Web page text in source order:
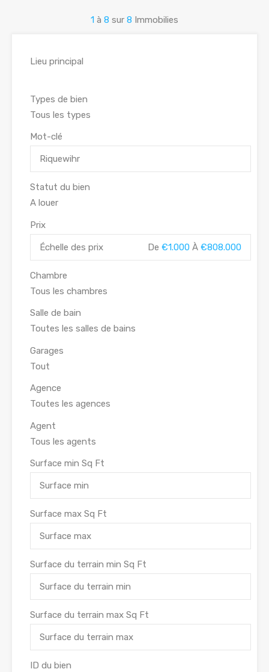
1 à 8 sur 8 Immobilies
Lieu principal
Statut du bien
Types de bien
Prix
Échelle des prix De €1.000 À €808.000
Chambre
Salle de bain
Garages
Agence
Agent
Surface min Sq Ft
Surface max Sq Ft
Surface du terrain min Sq Ft
Surface du terrain max Sq Ft
Mot-clé
ID du bien